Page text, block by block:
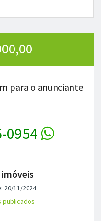
para o anunciante